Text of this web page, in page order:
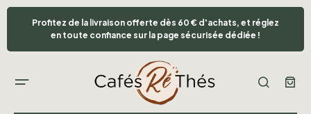
Profitez de la livraison offerte dès 60 € d'achats, et réglez
en toute confiance sur la page sécurisée dédiée !